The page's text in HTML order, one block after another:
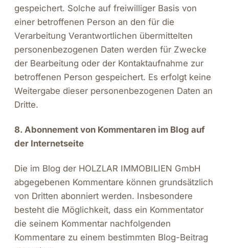
gespeichert. Solche auf freiwilliger Basis von
einer betroffenen Person an den für die
Verarbeitung Verantwortlichen übermittelten
personenbezogenen Daten werden für Zwecke
der Bearbeitung oder der Kontaktaufnahme zur
betroffenen Person gespeichert. Es erfolgt keine
Weitergabe dieser personenbezogenen Daten an
Dritte.
8. Abonnement von Kommentaren im Blog auf
der Internetseite
Die im Blog der HOLZLAR IMMOBILIEN GmbH
abgegebenen Kommentare können grundsätzlich
von Dritten abonniert werden. Insbesondere
besteht die Möglichkeit, dass ein Kommentator
die seinem Kommentar nachfolgenden
Kommentare zu einem bestimmten Blog-Beitrag